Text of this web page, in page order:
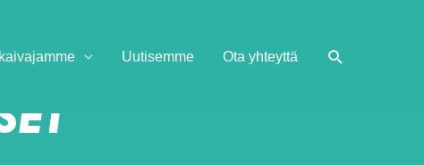
Uutisemme Ota yhteyttä